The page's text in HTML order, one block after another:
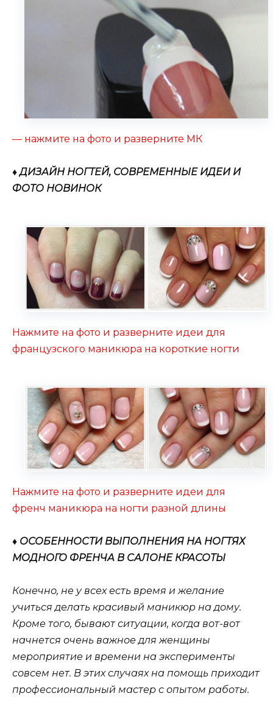
— нажмите на фото и разверните МК
♦ ДИЗАЙН НОГТЕЙ, СОВРЕМЕННЫЕ ИДЕИ И
ФОТО НОВИНОК
Нажмите на фото и разверните идеи для
французского маникюра на короткие ногти
Нажмите на фото и разверните идеи для
френч маникюра на ногти разной длины
♦ ОСОБЕННОСТИ ВЫПОЛНЕНИЯ НА НОГТЯХ
МОДНОГО ФРЕНЧА В САЛОНЕ КРАСОТЫ
Конечно, не у всех есть время и желание
учиться делать красивый маникюр на дому.
Кроме того, бывают ситуации, когда вот-вот
начнется очень важное для женщины
мероприятие и времени на эксперименты
совсем нет. В этих случаях на помощь приходит
профессиональный мастер с опытом работы.